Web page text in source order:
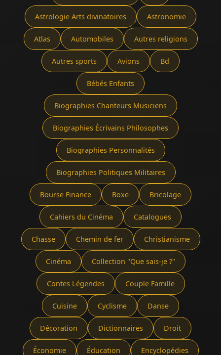
Astrologie Arts divinatoires Astronomie
Atlas Automobiles Autres religions
Autres sports Avions Bd
Bébés Enfants
Biographies Chanteurs Musiciens
Biographies Écrivains Philosophes
Biographies Personnalités
Biographies Politiques Militaires
Bourse Finance Boxe Bricolage
Cahiers du Cinéma Catalogues
Chasse Chemin de fer Christianisme
Cinéma Collection "Que sais-je ?"
Contes Légendes Couple Famille
Cuisine Cyclisme Danse
Décoration Dictionnaires Droit
Économie Éducation Encyclopédies